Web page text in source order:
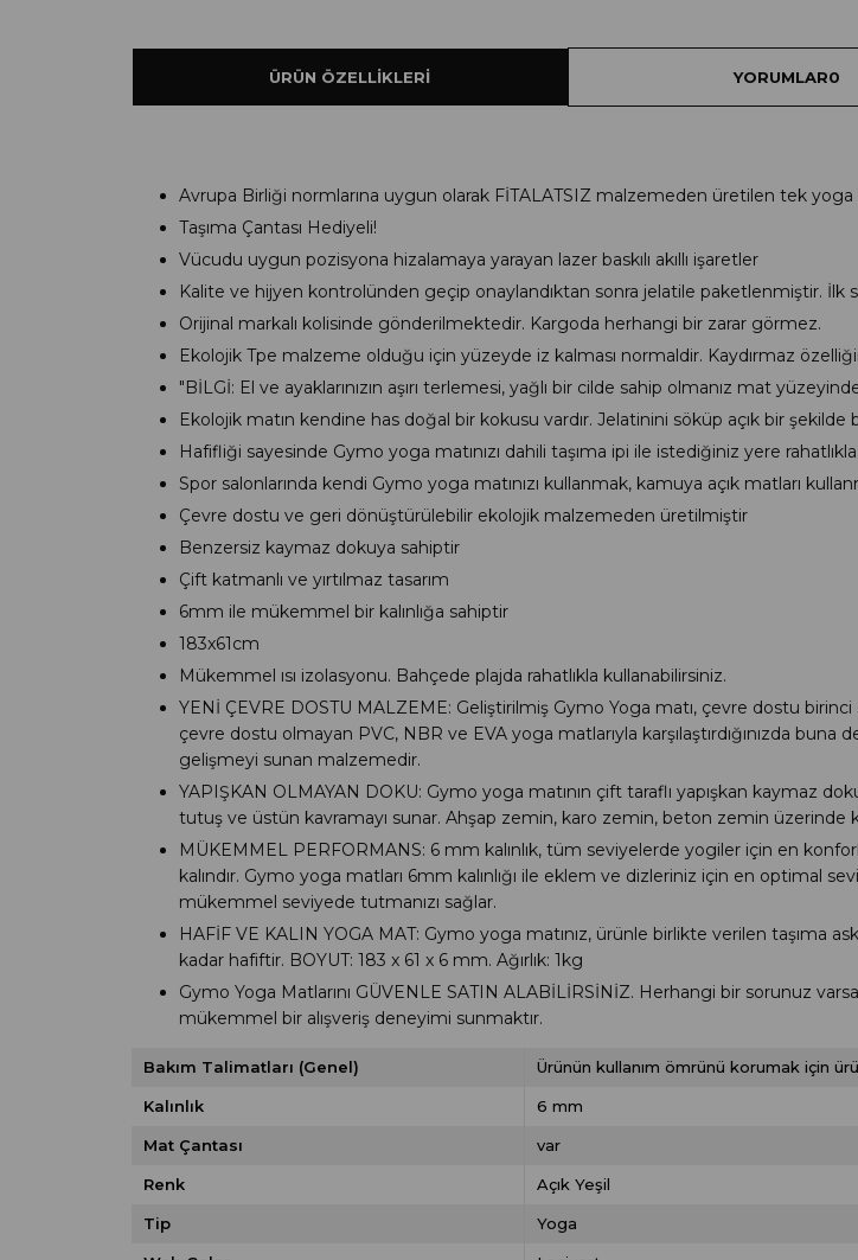
ÜRÜN ÖZELLIKLERI YORUMLAR0
Avrupa Birliği normlarına uygun olarak FİTALATSIZ malzemeden üretilen tek yoga
Taşıma Çantası Hediyeli!
Vücudu uygun pozisyona hizalamaya yarayan lazer baskılı akıllı işaretler
Kalite ve hijyen kontrolünden geçip onaylandıktan sonra jelatile paketlenmiştir. İlk
Orijinal markalı kolisinde gönderilmektedir. Kargoda herhangi bir zarar görmez.
Ekolojik Tpe malzeme olduğu için yüzeyde iz kalması normaldir. Kaydırmaz
"BİLGİ: El ve ayaklarınızın aşırı terlemesi, yağlı bir cilde sahip olmanız mat
Ekolojik matın kendine has doğal bir kokusu vardır. Jelatinini söküp açık bir
Hafifliği sayesinde Gymo yoga matınızı dahili taşıma ipi ile istediğiniz yere rahatlıkla
Spor salonlarında kendi Gymo yoga matınızı kullanmak, kamuya açık matları
Çevre dostu ve geri dönüştürülebilir ekolojik malzemeden üretilmiştir
Benzersiz kaymaz dokuya sahiptir
Çift katmanlı ve yırtılmaz tasarım
6mm ile mükemmel bir kalınlığa sahiptir
183x61cm
Mükemmel ısı izolasyonu. Bahçede plajda rahatlıkla kullanabilirsiniz.
YENİ ÇEVRE DOSTU MALZEME: Geliştirilmiş Gymo Yoga matı, çevre dostu
çevre dostu olmayan PVC, NBR ve EVA yoga matlarıyla karşılaştırdığınızda
gelişmeyi sunan malzemedir.
YAPIŞKAN OLMAYAN DOKU: Gymo yoga matının çift taraflı yapışkan kaymaz
tutuş ve üstün kavramayı sunar. Ahşap zemin, karo zemin, beton zemin üzerinde
MÜKEMMEL PERFORMANS: 6 mm kalınlık, tüm seviyelerde yogiler için en
kalındır. Gymo yoga matları 6mm kalınlığı ile eklem ve dizleriniz için en optimal
mükemmel seviyede tutmanızı sağlar.
HAFİF VE KALIN YOGA MAT: Gymo yoga matınız, ürünle birlikte verilen taşıma
kadar hafiftir. BOYUT: 183 x 61 x 6 mm. Ağırlık: 1kg
Gymo Yoga Matlarını GÜVENLE SATIN ALABİLİRSİNİZ. Herhangi bir sorunuz
mükemmel bir alışveriş deneyimi sunmaktır.
Bakım Talimatları (Genel) Ürünün kullanım ömrünü korumak için
Kalınlık 6 mm
Mat Çantası var
Renk Açık Yeşil
Tip Yoga